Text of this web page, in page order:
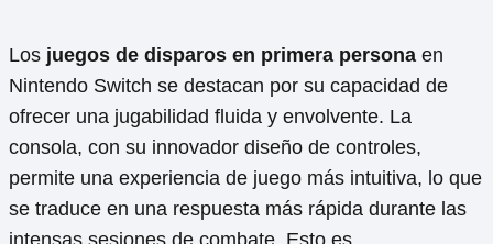
Los juegos de disparos en primera persona en
Nintendo Switch se destacan por su capacidad de
ofrecer una jugabilidad fluida y envolvente. La
consola, con su innovador diseño de controles,
permite una experiencia de juego más intuitiva, lo que
se traduce en una respuesta más rápida durante las